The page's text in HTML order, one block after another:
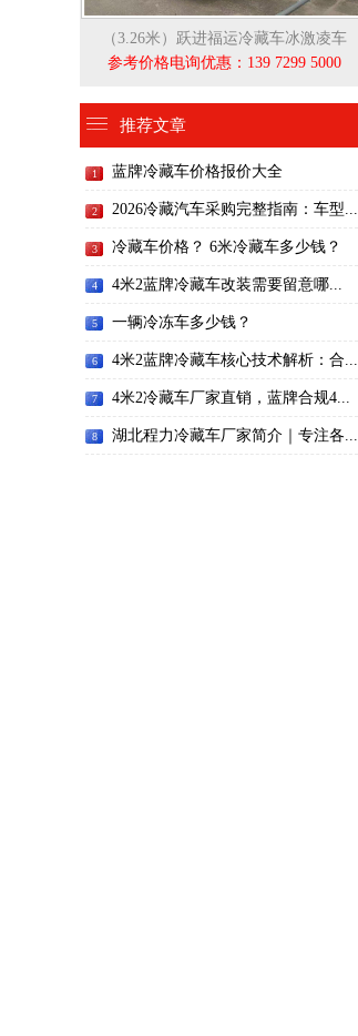
（3.26米）跃进福运冷藏车冰激凌车
参考价格电询优惠：139 7299 5000
推荐文章
1 蓝牌冷藏车价格报价大全
2 2026冷藏汽车采购完整指南：车型...
3 冷藏车价格？ 6米冷藏车多少钱？
4 4米2蓝牌冷藏车改装需要留意哪...
5 一辆冷冻车多少钱？
6 4米2蓝牌冷藏车核心技术解析：合...
7 4米2冷藏车厂家直销，蓝牌合规4...
8 湖北程力冷藏车厂家简介｜专注各...